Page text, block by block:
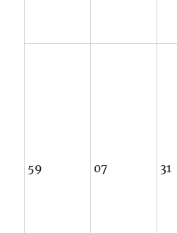
59 07 31